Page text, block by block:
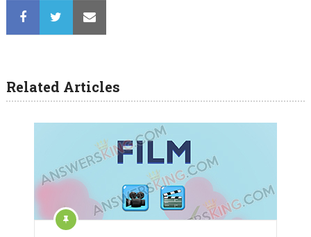
Related Articles